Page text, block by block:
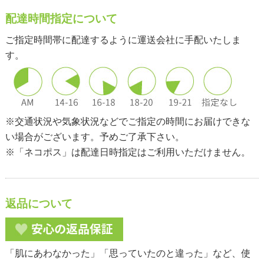
配達時間指定について
ご指定時間帯に配達するように運送会社に手配いたしま
す。
※交通状況や気象状況などでご指定の時間にお届けできな
い場合がございます。予めご了承下さい。
※「ネコポス」は配達日時指定はご利用いただけません。
返品について
「肌にあわなかった」「思っていたのと違った」など、使